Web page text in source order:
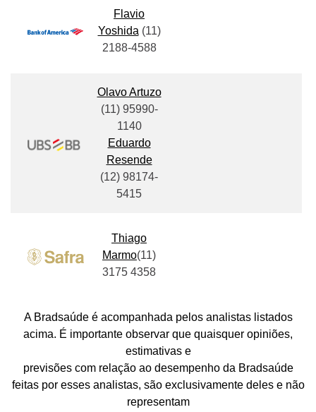
Flavio
Yoshida (11)
2188-4588
Olavo Artuzo
(11) 95990-
1140
Eduardo
Resende
(12) 98174-
5415
Thiago
Marmo(11)
3175 4358
A Bradsaúde é acompanhada pelos analistas listados
acima. É importante observar que quaisquer opiniões,
estimativas e
previsões com relação ao desempenho da Bradsaúde
feitas por esses analistas, são exclusivamente deles e não
representam